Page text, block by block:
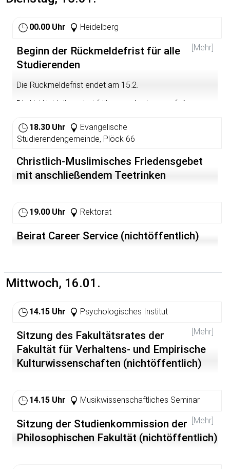
00.00 Uhr Heidelberg
[Mehr]
Beginn der Rückmeldefrist für alle
Studierenden
Die Rückmeldefrist endet am 15.2.
Die Uni Heidelberg hat früher per Aushang auf diesen
geschehen.
18.30 Uhr
Evangelische
Studierendengemeinde, Plöck 66
Christlich-Muslimisches Friedensgebet
mit anschließendem Teetrinken
19.00 Uhr Rektorat
Beirat Career Service (nichtöffentlich)
Mittwoch, 16.01.
14.15 Uhr Psychologisches Institut
[Mehr]
Sitzung des Fakultätsrates der
Fakultät für Verhaltens- und Empirische
Kulturwissenschaften (nichtöffentlich)
14.15 Uhr Musikwissenschaftliches Seminar
[Mehr]
Sitzung der Studienkommission der
Philosophischen Fakultät (nichtöffentlich)